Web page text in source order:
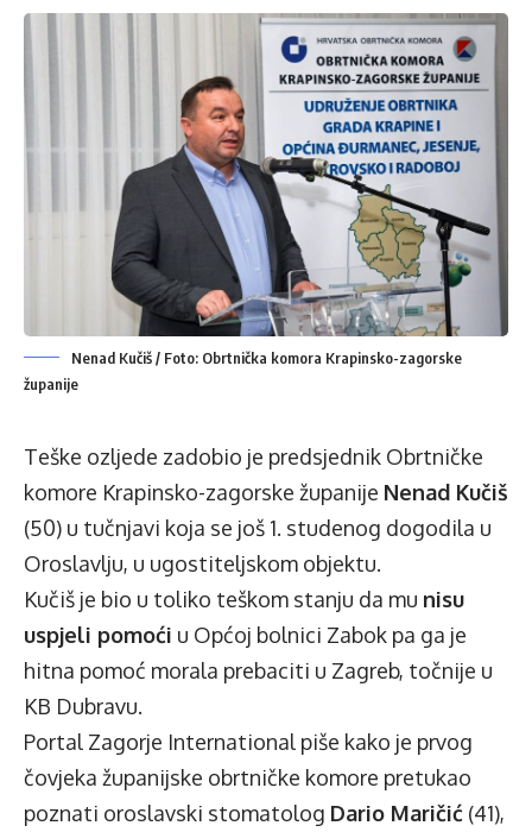
Nenad Kučiš / Foto: Obrtnička komora Krapinsko-zagorske
županije
Teške ozljede zadobio je predsjednik Obrtničke
komore Krapinsko-zagorske županije Nenad Kučiš
(50) u tučnjavi koja se još 1. studenog dogodila u
Oroslavlju, u ugostiteljskom objektu.
Kučiš je bio u toliko teškom stanju da mu nisu
uspjeli pomoći u Općoj bolnici Zabok pa ga je
hitna pomoć morala prebaciti u Zagreb, točnije u
KB Dubravu.
Portal Zagorje International piše kako je prvog
čovjeka županijske obrtničke komore pretukao
poznati oroslavski stomatolog Dario Maričić (41),